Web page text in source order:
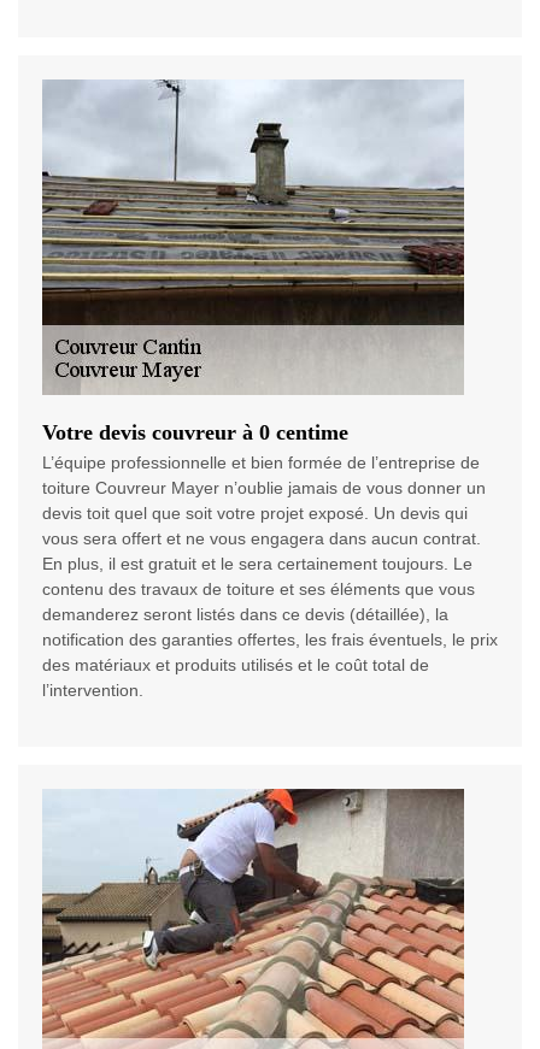
Votre devis couvreur à 0 centime
L’équipe professionnelle et bien formée de l’entreprise de
toiture Couvreur Mayer n’oublie jamais de vous donner un
devis toit quel que soit votre projet exposé. Un devis qui
vous sera offert et ne vous engagera dans aucun contrat.
En plus, il est gratuit et le sera certainement toujours. Le
contenu des travaux de toiture et ses éléments que vous
demanderez seront listés dans ce devis (détaillée), la
notification des garanties offertes, les frais éventuels, le prix
des matériaux et produits utilisés et le coût total de
l’intervention.